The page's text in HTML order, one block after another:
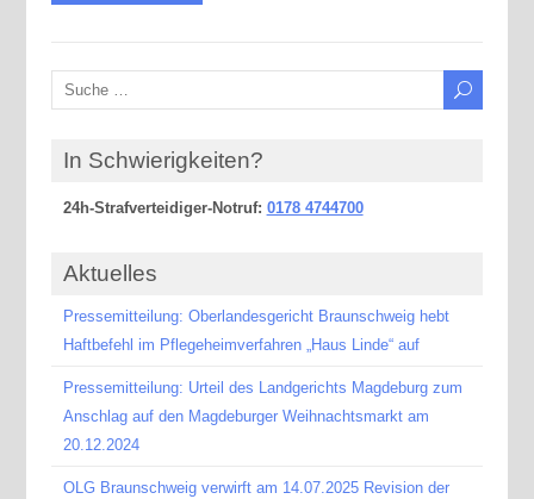
In Schwierigkeiten?
24h-Strafverteidiger-Notruf: 0178 4744700
Aktuelles
Pressemitteilung: Oberlandesgericht Braunschweig hebt
Haftbefehl im Pflegeheimverfahren „Haus Linde“ auf
Pressemitteilung: Urteil des Landgerichts Magdeburg zum
Anschlag auf den Magdeburger Weihnachtsmarkt am
20.12.2024
OLG Braunschweig verwirft am 14.07.2025 Revision der